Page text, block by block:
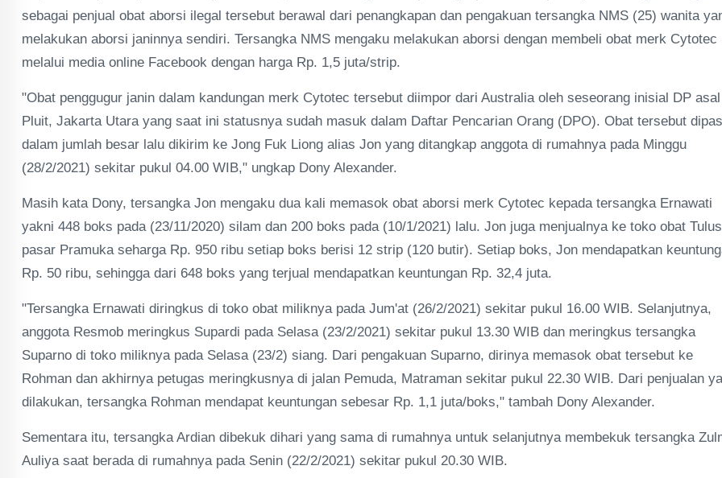
sebagai penjual obat aborsi ilegal tersebut berawal dari penangkapan dan pengakuan tersangka NMS (25) wanita
melakukan aborsi janinnya sendiri. Tersangka NMS mengaku melakukan aborsi dengan membeli obat merk Cytotec
melalui media online Facebook dengan harga Rp. 1,5 juta/strip.
"Obat penggugur janin dalam kandungan merk Cytotec tersebut diimpor dari Australia oleh seseorang inisial DP asal
Pluit, Jakarta Utara yang saat ini statusnya sudah masuk dalam Daftar Pencarian Orang (DPO). Obat tersebut
dalam jumlah besar lalu dikirim ke Jong Fuk Liong alias Jon yang ditangkap anggota di rumahnya pada Minggu
(28/2/2021) sekitar pukul 04.00 WIB," ungkap Dony Alexander.
Masih kata Dony, tersangka Jon mengaku dua kali memasok obat aborsi merk Cytotec kepada tersangka Ernawati
yakni 448 boks pada (23/11/2020) silam dan 200 boks pada (10/1/2021) lalu. Jon juga menjualnya ke toko obat
pasar Pramuka seharga Rp. 950 ribu setiap boks berisi 12 strip (120 butir). Setiap boks, Jon mendapatkan
Rp. 50 ribu, sehingga dari 648 boks yang terjual mendapatkan keuntungan Rp. 32,4 juta.
"Tersangka Ernawati diringkus di toko obat miliknya pada Jum'at (26/2/2021) sekitar pukul 16.00 WIB. Selanjutnya,
anggota Resmob meringkus Supardi pada Selasa (23/2/2021) sekitar pukul 13.30 WIB dan meringkus tersangka
Suparno di toko miliknya pada Selasa (23/2) siang. Dari pengakuan Suparno, dirinya memasok obat tersebut ke
Rohman dan akhirnya petugas meringkusnya di jalan Pemuda, Matraman sekitar pukul 22.30 WIB. Dari penjualan
dilakukan, tersangka Rohman mendapat keuntungan sebesar Rp. 1,1 juta/boks," tambah Dony Alexander.
Sementara itu, tersangka Ardian dibekuk dihari yang sama di rumahnya untuk selanjutnya membekuk tersangka
Auliya saat berada di rumahnya pada Senin (22/2/2021) sekitar pukul 20.30 WIB.